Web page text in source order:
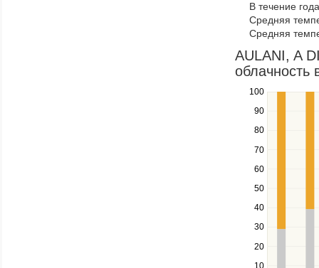
navigate
through
items
in
a
series.
В течение
Средняя
Средняя
AULANI, A
облачность
10
20
30
40
50
60
70
80
90
100
Use
the
and
down
to
navigate
series.
Use
the